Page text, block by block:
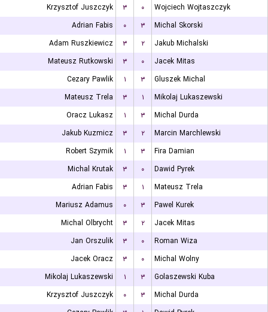
Krzysztof Juszczyk
۳ ۰
Wojciech Wojtaszczyk
Adrian Fabis
۰ ۳
Michal Skorski
Adam Ruszkiewicz
۳ ۲
Jakub Michalski
Mateusz Rutkowski
۳ ۰
Jacek Mitas
Cezary Pawlik
۱ ۳
Gluszek Michal
Mateusz Trela
۳ ۱
Mikolaj Lukaszewski
Oracz Lukasz
۱ ۳
Michal Durda
Jakub Kuzmicz
۳ ۲
Marcin Marchlewski
Robert Szymik
۱ ۳
Fira Damian
Michal Krutak
۳ ۰
Dawid Pyrek
Adrian Fabis
۳ ۱
Mateusz Trela
Mariusz Adamus
۰ ۳
Pawel Kurek
Michal Olbrycht
۳ ۲
Jacek Mitas
Jan Orszulik
۳ ۰
Roman Wiza
Jacek Oracz
۳ ۰
Michal Wolny
Mikolaj Lukaszewski
۱ ۳
Golaszewski Kuba
Krzysztof Juszczyk
۰ ۳
Michal Durda